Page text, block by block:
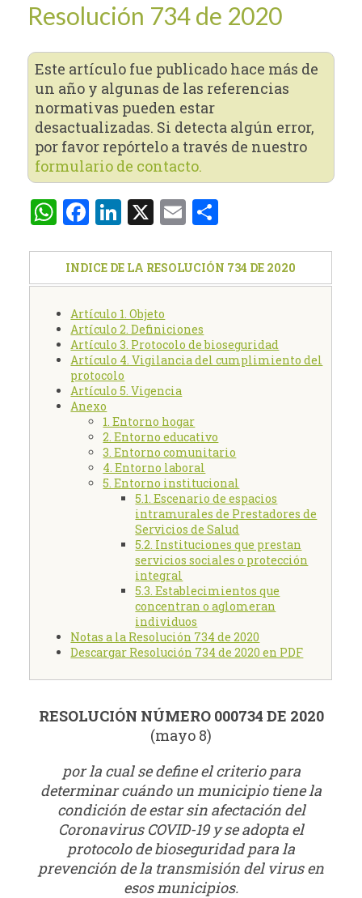
Resolución 734 de 2020
Este artículo fue publicado hace más de
un año y algunas de las referencias
normativas pueden estar
desactualizadas. Si detecta algún error,
por favor repórtelo a través de nuestro
formulario de contacto.
WhatsApp
Facebook
LinkedIn
X Email
INDICE DE LA RESOLUCIÓN 734 DE 2020
Artículo 1. Objeto
Artículo 2. Definiciones
Artículo 3. Protocolo de bioseguridad
Artículo 4. Vigilancia del cumplimiento del
protocolo
Artículo 5. Vigencia
Anexo
1. Entorno hogar
2. Entorno educativo
3. Entorno comunitario
4. Entorno laboral
5. Entorno institucional
5.1. Escenario de espacios
intramurales de Prestadores de
Servicios de Salud
5.2. Instituciones que prestan
servicios sociales o protección
integral
5.3. Establecimientos que
concentran o aglomeran
individuos
Notas a la Resolución 734 de 2020
Descargar Resolución 734 de 2020 en PDF
RESOLUCIÓN NÚMERO 000734 DE 2020
(mayo 8)
por la cual se define el criterio para
determinar cuándo un municipio tiene la
condición de estar sin afectación del
Coronavirus COVID-19 y se adopta el
protocolo de bioseguridad para la
prevención de la transmisión del virus en
esos municipios.